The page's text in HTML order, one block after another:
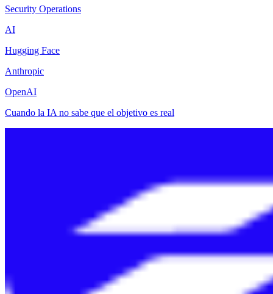
Security Operations
AI
Hugging Face
Anthropic
OpenAI
Cuando la IA no sabe que el objetivo es real